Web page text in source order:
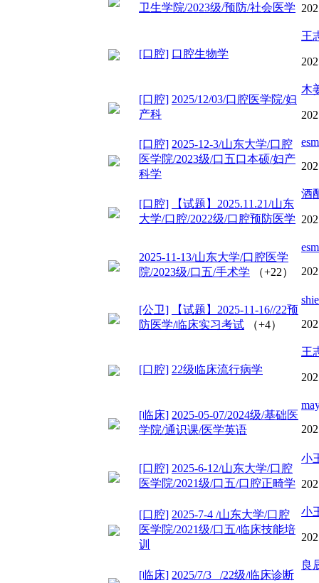
卫生学院/2023级/预防/社会医学
[口腔] 口腔生物学
王
[口腔] 2025/12/03/口腔医学院/妇
产科
木
[口腔] 2025-12-3/山东大学/口腔
医学院/2023级/口五口本硕/妇产
科学
[口腔]
【试题】2025.11.21/山东
大学/口腔/2022级/口腔预防医学
酒
2025-11-13/山东大学/口腔医学
院/2023级/口五/手术学
（+22）
[公卫]
【试题】2025-11-16//22预
防医学/临床实习考试
（+4）
[口腔] 22级临床流行病学
王
[临床] 2025-05-07/2024级/基础医
学院/通识课/医学英语
[口腔] 2025-6-12/山东大学/口腔
医学院/2021级/口五/口腔正畸学
小
[口腔] 2025-7-4 /山东大学/口腔
医学院/2021级/口五/临床技能培
训
小
[临床] 2025/7/3 /22级/临床诊断
良